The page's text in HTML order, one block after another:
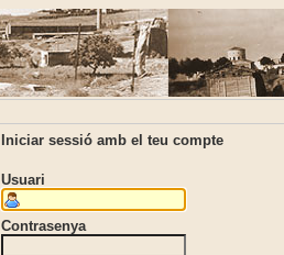
Iniciar sessió amb el teu compte
Usuari
Contrasenya